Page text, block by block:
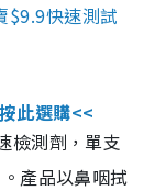
$9.9快速測試
此選購<<
檢測劑，單支
產品以鼻咽拭